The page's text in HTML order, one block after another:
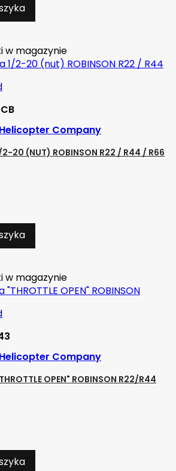
w magazynie
Company
2-20 (NUT) ROBINSON R22 / R44 / R66
w magazynie
Company
OPEN" ROBINSON R22/R44